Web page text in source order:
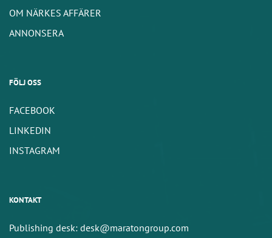
OM NÄRKES AFFÄRER
ANNONSERA
FÖLJ OSS
FACEBOOK
LINKEDIN
INSTAGRAM
KONTAKT
Publishing desk: desk@maratongroup.com